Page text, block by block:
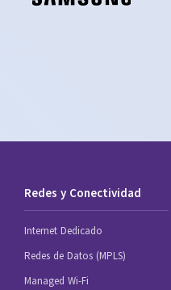
Redes y Conectividad
Internet Dedicado
Redes de Datos (MPLS)
Managed Wi-Fi